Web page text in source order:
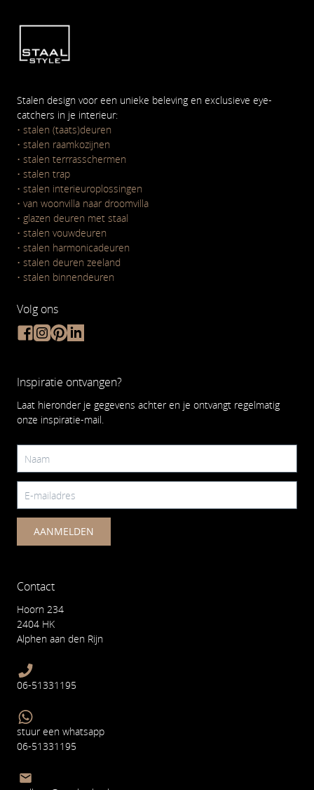
Stalen design voor een unieke beleving en exclusieve eye-
catchers in je interieur:
• stalen (taats)deuren
• stalen raamkozijnen
• stalen terrrasschermen
• stalen trap
• stalen interieuroplossingen
• van woonvilla naar droomvilla
• glazen deuren met staal
• stalen vouwdeuren
• stalen harmonicadeuren
• stalen deuren zeeland
• stalen binnendeuren
Volg ons
Inspiratie ontvangen?
Laat hieronder je gegevens achter en je ontvangt regelmatig
onze inspiratie-mail.
AANMELDEN
Contact
Hoorn 234
2404 HK
Alphen aan den Rijn
06-51331195
stuur een whatsapp
06-51331195